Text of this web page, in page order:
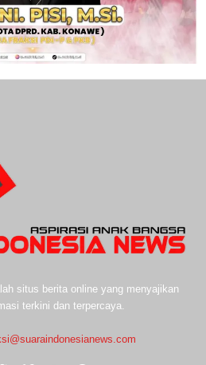
situs berita online yang menyajikan
terkini dan terpercaya.